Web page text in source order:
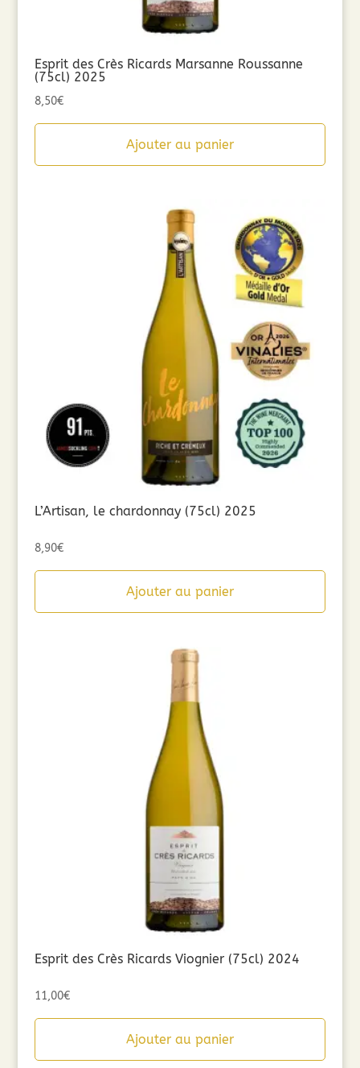
Esprit des Crès Ricards Marsanne Roussanne
(75cl) 2025
8,50€
Ajouter au panier
L’Artisan, le chardonnay (75cl) 2025
8,90€
Ajouter au panier
Esprit des Crès Ricards Viognier (75cl) 2024
11,00€
Ajouter au panier